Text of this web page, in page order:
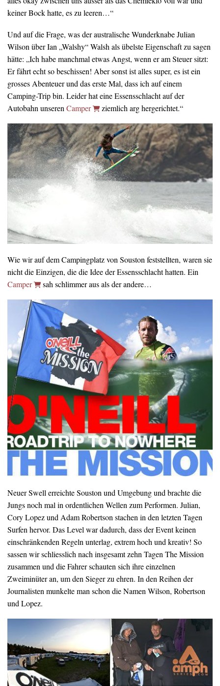
keiner Bock hatte, es zu leeren…“
Und auf die Frage, was der australische Wunderknabe Julian
Wilson über Ian „Walshy“ Walsh als übelste Eigenschaft zu sagen
hätte: „Ich habe manchmal etwas Angst, wenn er am Steuer sitzt:
Er fährt echt so beschissen! Aber sonst ist alles super, es ist ein
grosses Abenteuer und das erste Mal, dass ich auf einem
Camping-Trip bin. Leider hat eine Essensschlacht auf der
Autobahn unserenCamper ziemlich arg hergerichtet.“
Wie wir auf dem Campingplatz von Souston feststellten, waren sie
nicht die Einzigen, die die Idee der Essensschlacht hatten. Ein
Camper
sah schlimmer aus als der andere…
Neuer Swell erreichte Souston und Umgebung und brachte die
Jungs noch mal in ordentlichen Wellen zum Performen. Julian,
Cory Lopez und Adam Robertson stachen in den letzten Tagen
Surfen hervor. Das Level war dadurch, dass der Event keinen
einschränkenden Regeln unterlag, extrem hoch und kreativ! So
sassen wir schliesslich nach insgesamt zehn Tagen The Mission
zusammen und die Fahrer schauten sich ihre einzelnen
Zweiminüter an, um den Sieger zu ehren. In den Reihen der
Journalisten munkelte man schon die Namen Wilson, Robertson
und Lopez.